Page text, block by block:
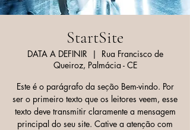
StartSite
DATA A DEFINIR
  |
Rua Francisco de
Queiroz, Palmácia - CE
Este é o parágrafo da seção Bem-vindo. Por
ser o primeiro texto que os leitores veem, esse
texto deve transmitir claramente a mensagem
principal do seu site. Cative a atenção com